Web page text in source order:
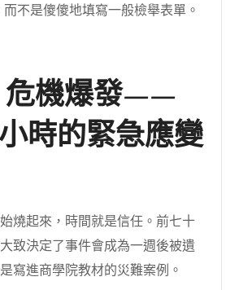
不是傻傻地填寫一般檢舉表單。
危機爆發——
時的緊急應變
燒起來，時間就是信任。前七十
致決定了事件會成為一週後被遺
寫進商學院教材的災難案例。